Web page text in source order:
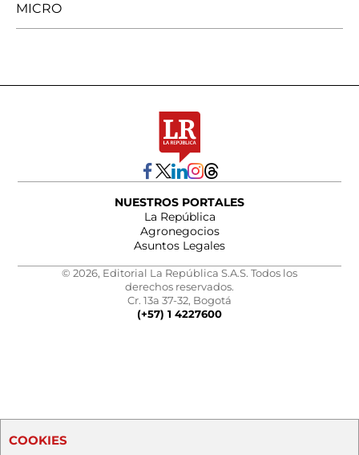
MICRO
NUESTROS PORTALES
La República
Agronegocios
Asuntos Legales
© 2026, Editorial La República S.A.S. Todos los
derechos reservados.
Cr. 13a 37-32, Bogotá
(+57) 1 4227600
COOKIES